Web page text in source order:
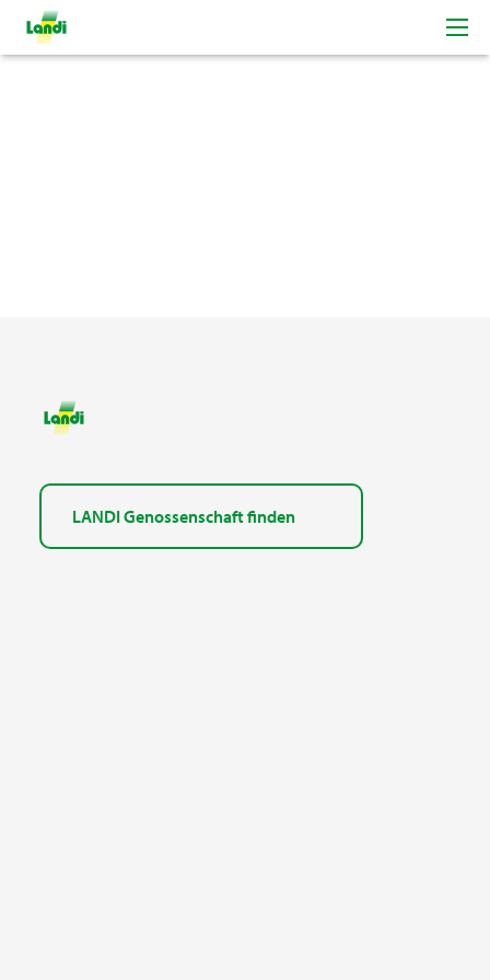
LANDI Genossenschaft finden